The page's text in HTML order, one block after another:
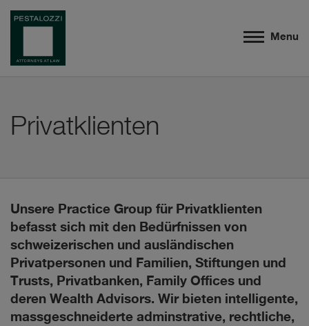
Menu
Privatklienten
Unsere Practice Group für Privatklienten
befasst sich mit den Bedürfnissen von
schweizerischen und ausländischen
Privatpersonen und Familien, Stiftungen und
Trusts, Privatbanken, Family Offices und
deren Wealth Advisors. Wir bieten intelligente,
massgeschneiderte adminstrative, rechtliche,